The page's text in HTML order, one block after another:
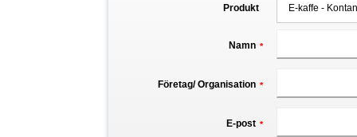
Produkt
Namn *
Företag/ Organisation *
E-post *